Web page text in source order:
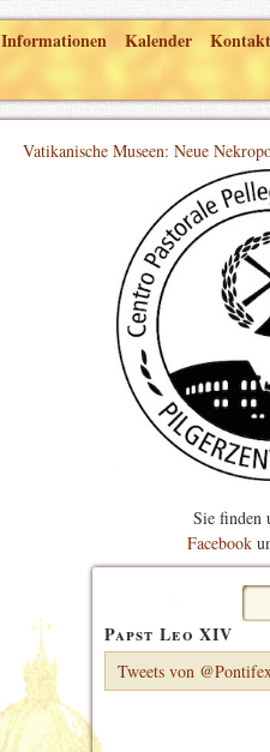
Informationen Kalender
Vatikanische Museen: Neue
Sie finden
Facebook
Papst Leo XIV
Tweets von